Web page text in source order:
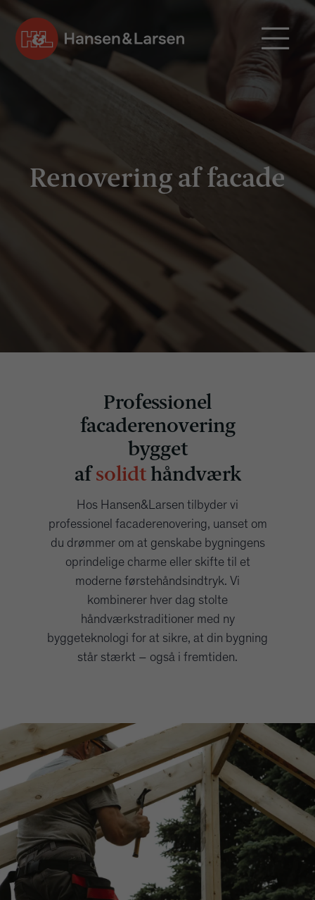

Renovering af facade
Professionel
facaderenovering
bygget
af solidt håndværk
Hos Hansen&Larsen tilbyder vi
professionel facaderenovering, uanset om
du drømmer om at genskabe bygningens
oprindelige charme eller skifte til et
moderne førstehåndsindtryk. Vi
kombinerer hver dag stolte
håndværkstraditioner med ny
byggeteknologi for at sikre, at din bygning
står stærkt – også i fremtiden.